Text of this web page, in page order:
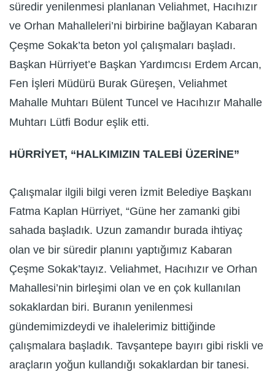
süredir yenilenmesi planlanan Veliahmet, Hacıhızır
ve Orhan Mahalleleri’ni birbirine bağlayan Kabaran
Çeşme Sokak’ta beton yol çalışmaları başladı.
Başkan Hürriyet’e Başkan Yardımcısı Erdem Arcan,
Fen İşleri Müdürü Burak Güreşen, Veliahmet
Mahalle Muhtarı Bülent Tuncel ve Hacıhızır Mahalle
Muhtarı Lütfi Bodur eşlik etti.
HÜRRİYET, “HALKIMIZIN TALEBİ ÜZERİNE”
Çalışmalar ilgili bilgi veren İzmit Belediye Başkanı
Fatma Kaplan Hürriyet, “Güne her zamanki gibi
sahada başladık. Uzun zamandır burada ihtiyaç
olan ve bir süredir planını yaptığımız Kabaran
Çeşme Sokak’tayız. Veliahmet, Hacıhızır ve Orhan
Mahallesi’nin birleşimi olan ve en çok kullanılan
sokaklardan biri. Buranın yenilenmesi
gündemimizdeydi ve ihalelerimiz bittiğinde
çalışmalara başladık. Tavşantepe bayırı gibi riskli ve
araçların yoğun kullandığı sokaklardan bir tanesi.